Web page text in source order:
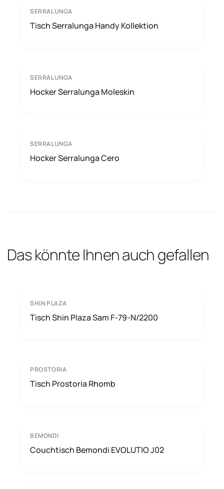
SERRALUNGA
Tisch Serralunga Handy Kollektion
SERRALUNGA
Hocker Serralunga Moleskin
SERRALUNGA
Hocker Serralunga Cero
Das könnte Ihnen auch gefallen
SHIN PLAZA
Tisch Shin Plaza Sam F-79-N/2200
PROSTORIA
Tisch Prostoria Rhomb
BEMONDI
Couchtisch Bemondi EVOLUTIO J02